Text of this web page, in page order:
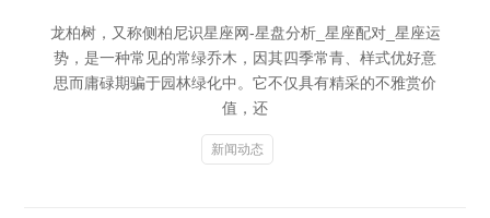
龙柏树，又称侧柏尼识星座网-星盘分析_星座配对_星座运
势，是一种常见的常绿乔木，因其四季常青、样式优好意
思而庸碌期骗于园林绿化中。它不仅具有精采的不雅赏价
值，还
新闻动态